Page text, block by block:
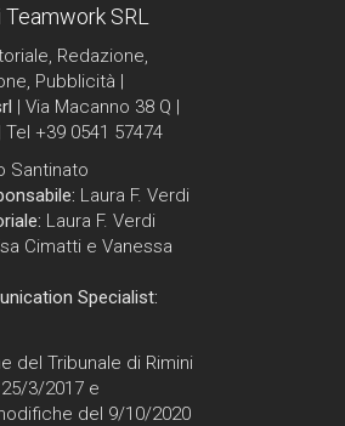
SRL
Redazione,
Pubblicità |
| Via Macanno 38 Q |
Tel +39 0541 57474
Santinato
Laura F. Verdi
Laura F. Verdi
Cimatti e Vanessa
Specialist:
del Tribunale di Rimini
3/2017 e
del 9/10/2020